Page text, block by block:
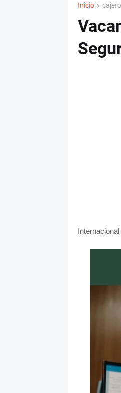
Inicio cajero